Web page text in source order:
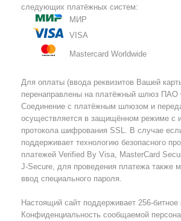
следующих платёжных систем:
МИР
VISA
Mastercard Worldwide
Для оплаты (ввода реквизитов Вашей
перенаправлены на платёжный шлюз
Соединение с платёжным шлюзом и
осуществляется в защищённом режиме с
протокола шифрования SSL. В случае
поддерживает технологию безопасного
платежей Verified By Visa, MasterCard
J-Secure, для проведения платежа также
ввод специального пароля.
Настоящий сайт поддерживает 256-
Конфиденциальность сообщаемой